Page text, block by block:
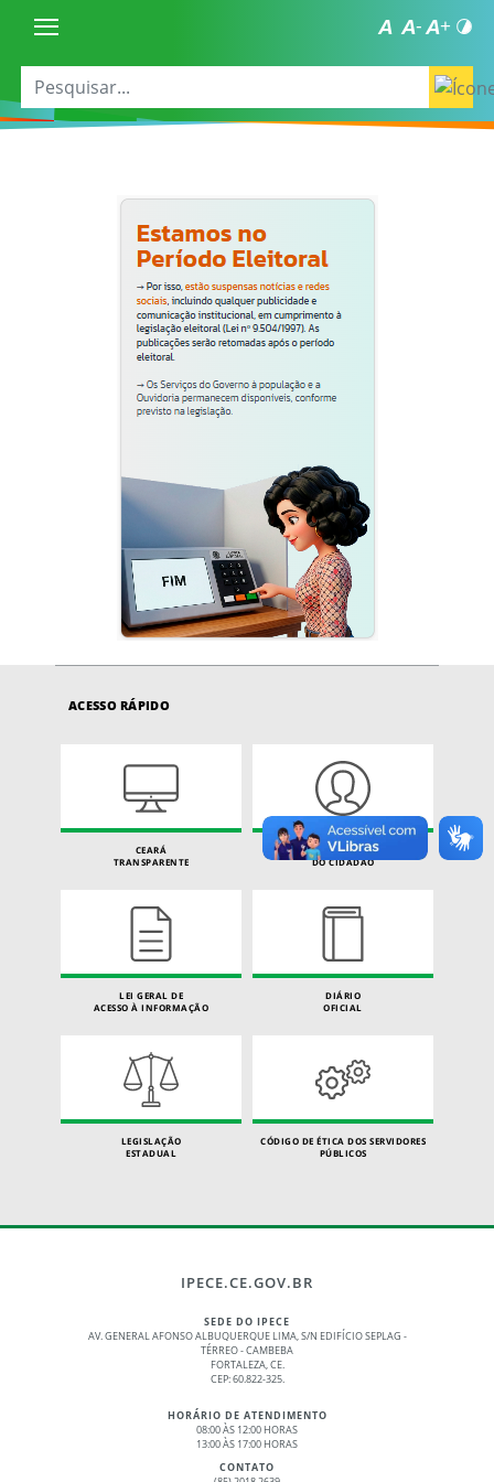
ACESSO RÁPIDO
CEARÁ
TRANSPARENTE
CARTA DE SERVIÇOS
DO CIDADÃO
LEI GERAL DE
ACESSO À INFORMAÇÃO
DIÁRIO
OFICIAL
LEGISLAÇÃO
ESTADUAL
CÓDIGO DE ÉTICA DOS SERVIDORES
PÚBLICOS
IPECE.CE.GOV.BR
SEDE DO IPECE
AV. GENERAL AFONSO ALBUQUERQUE LIMA, S/N EDIFÍCIO SEPLAG -
TÉRREO - CAMBEBA
FORTALEZA, CE.
CEP: 60.822-325.
HORÁRIO DE ATENDIMENTO
08:00 ÀS 12:00 HORAS
13:00 ÀS 17:00 HORAS
CONTATO